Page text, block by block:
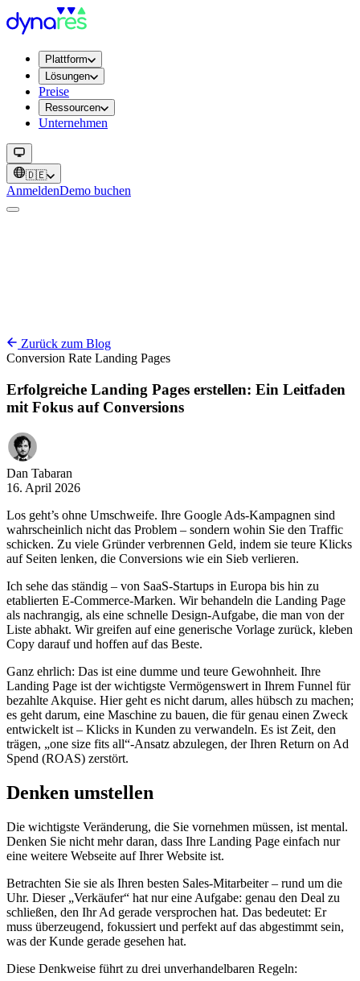
Plattform
Lösungen
Preise
Ressourcen
Unternehmen
🇩🇪
AnmeldenDemo buchen
Zurück zum Blog
Conversion Rate Landing Pages
Erfolgreiche Landing Pages erstellen: Ein Leitfaden
mit Fokus auf Conversions
Dan Tabaran
16. April 2026
Los geht’s ohne Umschweife. Ihre Google Ads-Kampagnen sind
wahrscheinlich nicht das Problem – sondern wohin Sie den Traffic
schicken. Zu viele Gründer verbrennen Geld, indem sie teure Klicks
auf Seiten lenken, die Conversions wie ein Sieb verlieren.
Ich sehe das ständig – von SaaS-Startups in Europa bis hin zu
etablierten E-Commerce-Marken. Wir behandeln die Landing Page
als nachrangig, als eine schnelle Design-Aufgabe, die man von der
Liste abhakt. Wir greifen auf eine generische Vorlage zurück, kleben
Copy darauf und hoffen auf das Beste.
Ganz ehrlich: Das ist eine dumme und teure Gewohnheit. Ihre
Landing Page ist der wichtigste Vermögenswert in Ihrem Funnel für
bezahlte Akquise. Hier geht es nicht darum, alles hübsch zu machen;
es geht darum, eine Maschine zu bauen, die für genau einen Zweck
entwickelt ist – Klicks in Kunden zu verwandeln. Es ist Zeit, den
trägen, „one size fits all“-Ansatz abzulegen, der Ihren Return on Ad
Spend (ROAS) zerstört.
Denken umstellen
Die wichtigste Veränderung, die Sie vornehmen müssen, ist mental.
Denken Sie nicht mehr daran, dass Ihre Landing Page einfach nur
eine weitere Webseite auf Ihrer Website ist.
Betrachten Sie sie als Ihren besten Sales-Mitarbeiter – rund um die
Uhr. Dieser „Verkäufer“ hat nur eine Aufgabe: genau den Deal zu
schließen, den Ihr Ad gerade versprochen hat. Das bedeutet: Er
muss überzeugend, fokussiert und perfekt auf das abgestimmt sein,
was der Kunde gerade gesehen hat.
Diese Denkweise führt zu drei unverhandelbaren Regeln: